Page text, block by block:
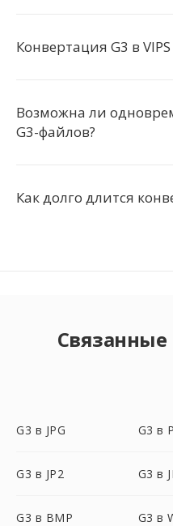
Конвертация G3 в
Возможна ли
G3-файлов?
Как долго длится
G3 в JPG G3 в
G3 в JP2 G3 в
G3 в BMP G3 в